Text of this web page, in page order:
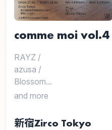
comme moi vol.4
RAYZ /
azusa /
Blossom...
and more
新宿Zirco Tokyo